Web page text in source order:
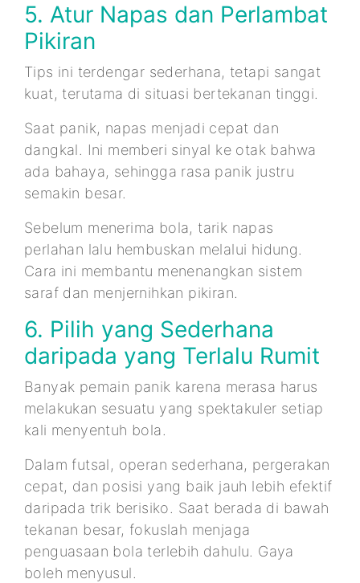
5. Atur Napas dan Perlambat
Pikiran
Tips ini terdengar sederhana, tetapi sangat
kuat, terutama di situasi bertekanan tinggi.
Saat panik, napas menjadi cepat dan
dangkal. Ini memberi sinyal ke otak bahwa
ada bahaya, sehingga rasa panik justru
semakin besar.
Sebelum menerima bola, tarik napas
perlahan lalu hembuskan melalui hidung.
Cara ini membantu menenangkan sistem
saraf dan menjernihkan pikiran.
6. Pilih yang Sederhana
daripada yang Terlalu Rumit
Banyak pemain panik karena merasa harus
melakukan sesuatu yang spektakuler setiap
kali menyentuh bola.
Dalam futsal, operan sederhana, pergerakan
cepat, dan posisi yang baik jauh lebih efektif
daripada trik berisiko. Saat berada di bawah
tekanan besar, fokuslah menjaga
penguasaan bola terlebih dahulu. Gaya
boleh menyusul.